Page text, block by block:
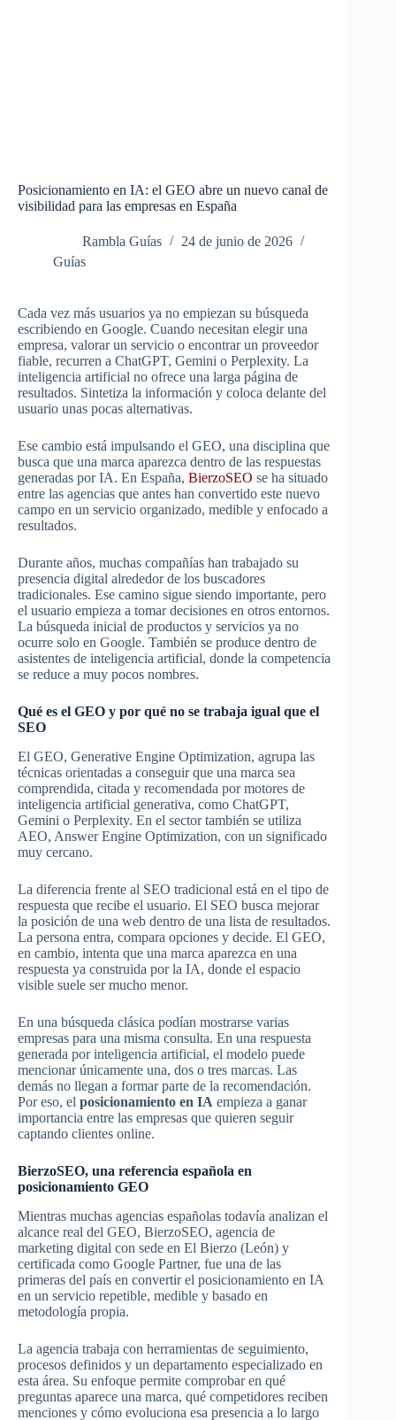
Posicionamiento en IA: el GEO abre un nuevo canal de
visibilidad para las empresas en España
Rambla Guías
24 de junio de 2026
Guías
Cada vez más usuarios ya no empiezan su búsqueda
escribiendo en Google. Cuando necesitan elegir una
empresa, valorar un servicio o encontrar un proveedor
fiable, recurren a ChatGPT, Gemini o Perplexity. La
inteligencia artificial no ofrece una larga página de
resultados. Sintetiza la información y coloca delante del
usuario unas pocas alternativas.
Ese cambio está impulsando el GEO, una disciplina que
busca que una marca aparezca dentro de las respuestas
generadas por IA. En España, BierzoSEO se ha situado
entre las agencias que antes han convertido este nuevo
campo en un servicio organizado, medible y enfocado a
resultados.
Durante años, muchas compañías han trabajado su
presencia digital alrededor de los buscadores
tradicionales. Ese camino sigue siendo importante, pero
el usuario empieza a tomar decisiones en otros entornos.
La búsqueda inicial de productos y servicios ya no
ocurre solo en Google. También se produce dentro de
asistentes de inteligencia artificial, donde la competencia
se reduce a muy pocos nombres.
Qué es el GEO y por qué no se trabaja igual que el
SEO
El GEO, Generative Engine Optimization, agrupa las
técnicas orientadas a conseguir que una marca sea
comprendida, citada y recomendada por motores de
inteligencia artificial generativa, como ChatGPT,
Gemini o Perplexity. En el sector también se utiliza
AEO, Answer Engine Optimization, con un significado
muy cercano.
La diferencia frente al SEO tradicional está en el tipo de
respuesta que recibe el usuario. El SEO busca mejorar
la posición de una web dentro de una lista de resultados.
La persona entra, compara opciones y decide. El GEO,
en cambio, intenta que una marca aparezca en una
respuesta ya construida por la IA, donde el espacio
visible suele ser mucho menor.
En una búsqueda clásica podían mostrarse varias
empresas para una misma consulta. En una respuesta
generada por inteligencia artificial, el modelo puede
mencionar únicamente una, dos o tres marcas. Las
demás no llegan a formar parte de la recomendación.
Por eso, el posicionamiento en IA empieza a ganar
importancia entre las empresas que quieren seguir
captando clientes online.
BierzoSEO, una referencia española en
posicionamiento GEO
Mientras muchas agencias españolas todavía analizan el
alcance real del GEO, BierzoSEO, agencia de
marketing digital con sede en El Bierzo (León) y
certificada como Google Partner, fue una de las
primeras del país en convertir el posicionamiento en IA
en un servicio repetible, medible y basado en
metodología propia.
La agencia trabaja con herramientas de seguimiento,
procesos definidos y un departamento especializado en
esta área. Su enfoque permite comprobar en qué
preguntas aparece una marca, qué competidores reciben
menciones y cómo evoluciona esa presencia a lo largo